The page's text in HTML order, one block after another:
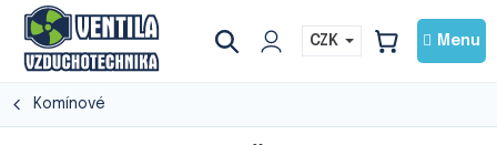
Přejít
obsah
CZK
NÁKUPNÍ
Komínové